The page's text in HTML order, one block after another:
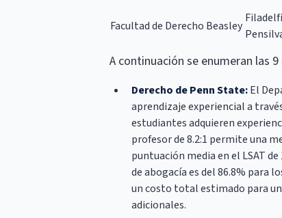
Facultad de Derecho Beasley
A continuación se enumeran las
Derecho de Penn State:El
aprendizaje experiencial a
estudiantes adquieren
profesor de 8.2:1 permite una
puntuación media en el LSAT
de abogacía es del 86.8% para
un costo total estimado para
adicionales.